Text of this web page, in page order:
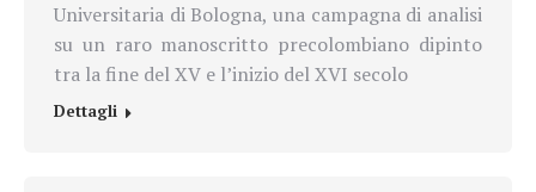
Universitaria di Bologna, una campagna di analisi
su un raro manoscritto precolombiano dipinto
tra la fine del XV e l’inizio del XVI secolo
Dettagli